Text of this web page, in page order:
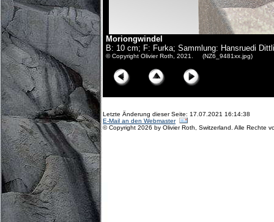
Moriongwindel
B: 10 cm; F: Furka; Sammlung: Hansruedi Dittli
© Copyright Olivier Roth, 2021. (NZ6_9481xx.jpg)
Letzte Änderung dieser Seite: 17.07.2021 16:14:38
E-Mail an den Webmaster
© Copyright 2026 by Olivier Roth, Switzerland. Alle Rechte